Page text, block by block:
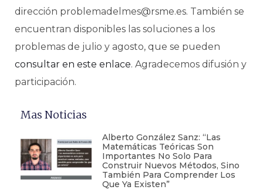
dirección problemadelmes@rsme.es. También se
encuentran disponibles las soluciones a los
problemas de julio y agosto, que se pueden
consultar en este enlace. Agradecemos difusión y
participación.
Mas Noticias
Alberto González Sanz: “Las
Matemáticas Teóricas Son
Importantes No Solo Para
Construir Nuevos Métodos, Sino
También Para Comprender Los
Que Ya Existen”